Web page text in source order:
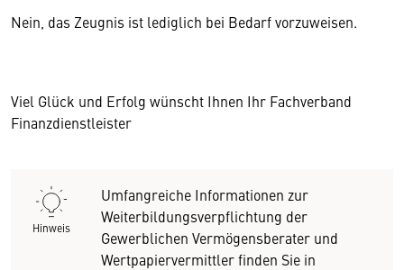
Nein, das Zeugnis ist lediglich bei Bedarf vorzuweisen.
Viel Glück und Erfolg wünscht Ihnen Ihr Fachverband
Finanzdienstleister
Hinweis
Umfangreiche Informationen zur
Weiterbildungsverpflichtung der
Gewerblichen Vermögensberater und
Wertpapiervermittler finden Sie in